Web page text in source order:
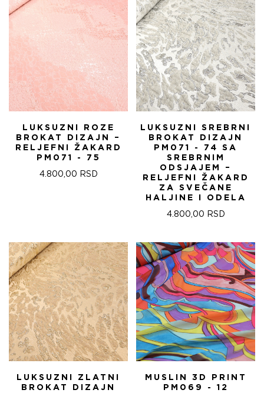
LUKSUZNI ROZE
BROKAT DIZAJN –
RELJEFNI ŽAKARD
PM071 - 75
4.800,00 RSD
LUKSUZNI SREBRNI
BROKAT DIZAJN
PM071 - 74 SA
SREBRNIM
ODSJAJEM –
RELJEFNI ŽAKARD
ZA SVEČANE
HALJINE I ODELA
4.800,00 RSD
LUKSUZNI ZLATNI
BROKAT DIZAJN
MUSLIN 3D PRINT
PM069 - 12